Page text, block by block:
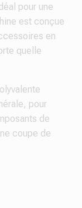
pour une
est conçue
en
quelle
pour
de
coupe de